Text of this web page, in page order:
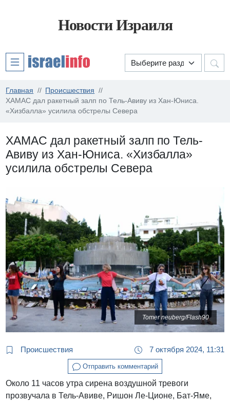
Новости Израиля
Главная
Происшествия
ХАМАС дал ракетный залп по Тель-Авиву из Хан-Юниса.
«Хизбалла» усилила обстрелы Севера
ХАМАС дал ракетный залп по Тель-
Авиву из Хан-Юниса. «Хизбалла»
усилила обстрелы Севера
Tomer neuberg/Flash90
Происшествия 7 октября 2024, 11:31
Отправить комментарий
Около 11 часов утра сирена воздушной тревоги
прозвучала в Тель-Авиве, Ришон Ле-Ционе, Бат-Яме,